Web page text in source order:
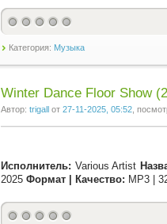
Категория: Музыка
Winter Dance Floor Show
Автор: trigall от 27-11-2025, 05:52 ,
Исполнитель: Various Artist
2025 Формат | Качество: MP3 |